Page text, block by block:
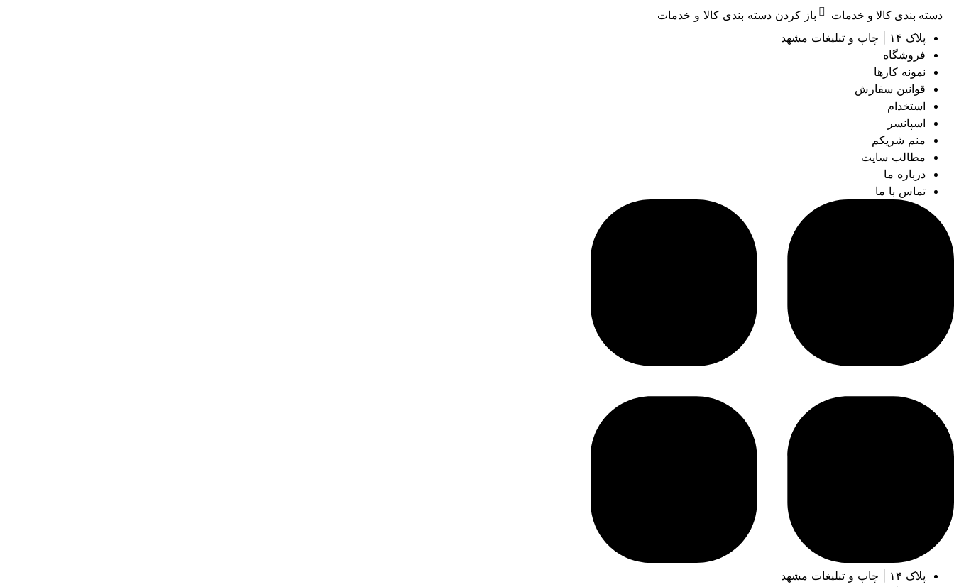
دسته بندی کالا و خدمات
باز کردن دسته بندی کالا و خدمات
پلاک ۱۴ | چاپ و تبلیغات مشهد
فروشگاه
نمونه کارها
قوانین سفارش
استخدام
اسپانسر
منم شریکم
مطالب سایت
درباره ما
تماس با ما
پلاک ۱۴ | چاپ و تبلیغات مشهد